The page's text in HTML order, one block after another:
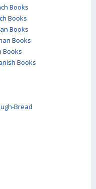
Books
Books
Books
Books
Books
Books
Bread